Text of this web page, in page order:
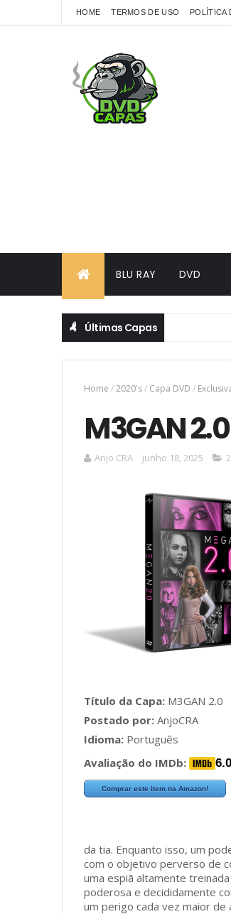
HOME TERMOS DE USO POLÍTICA
BLU RAY DVD
Últimas Capas
Home /2020's/ Capa DVD /
M3GAN 2.0
Anjo CRA junho 18, 2025
Título da Capa: M3GAN 2.0
Postado por: AnjoCRA
Idioma: Português
Avaliação do IMDb:
6.0
Comprar este item na Amazon!
da tia. Enquanto isso, um
com o objetivo perverso de
uma espiã altamente
poderosa e decididamente
um perigo cada vez maior de